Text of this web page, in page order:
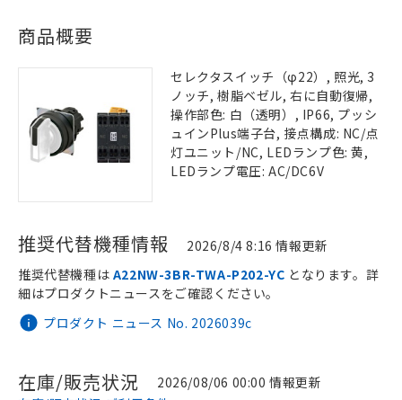
商品概要
セレクタスイッチ（φ22）, 照光, 3
ノッチ, 樹脂ベゼル, 右に自動復帰,
操作部色: 白（透明）, IP66, プッシ
ュインPlus端子台, 接点構成: NC/点
灯ユニット/NC, LEDランプ色: 黄,
LEDランプ電圧: AC/DC6V
推奨代替機種情報 2026/8/4 8:16 情報更新
プロダクト ニュース No. 2026039c
推奨代替機種は A22NW-3BR-TWA-P202-YC となります。詳
細はプロダクトニュースをご確認ください。
在庫/販売状況
2026/08/06 00:00 情報更新